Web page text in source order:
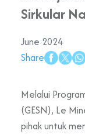
Sirkular
June 2024
Share
Melalui
(GESN), Le
pihak untuk